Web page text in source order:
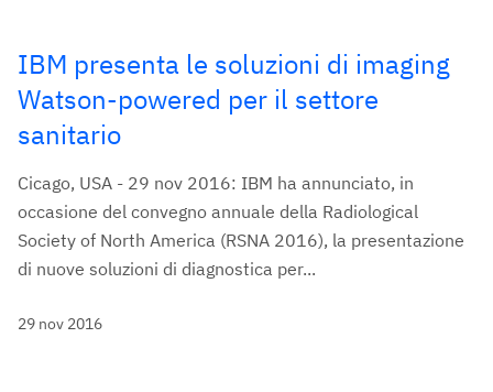
IBM presenta le soluzioni di imaging
Watson-powered per il settore
sanitario
Cicago, USA - 29 nov 2016: IBM ha annunciato, in
occasione del convegno annuale della Radiological
Society of North America (RSNA 2016), la presentazione
di nuove soluzioni di diagnostica per...
29 nov 2016